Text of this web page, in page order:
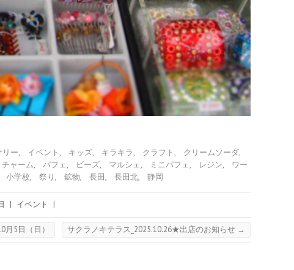
リー, イベント, キッズ, キラキラ, クラフト, クリームソーダ,
チャーム, パフェ, ビーズ, マルシェ, ミニパフェ, レジン,
ワー
小学校, 祭り, 鉱物, 長田, 長田北, 静岡
| イベント |
5日（日） サクラノキテラス_2025.10.26★出店のお知らせ →